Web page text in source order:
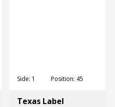
Side: 1 Position: 45
Texas Label